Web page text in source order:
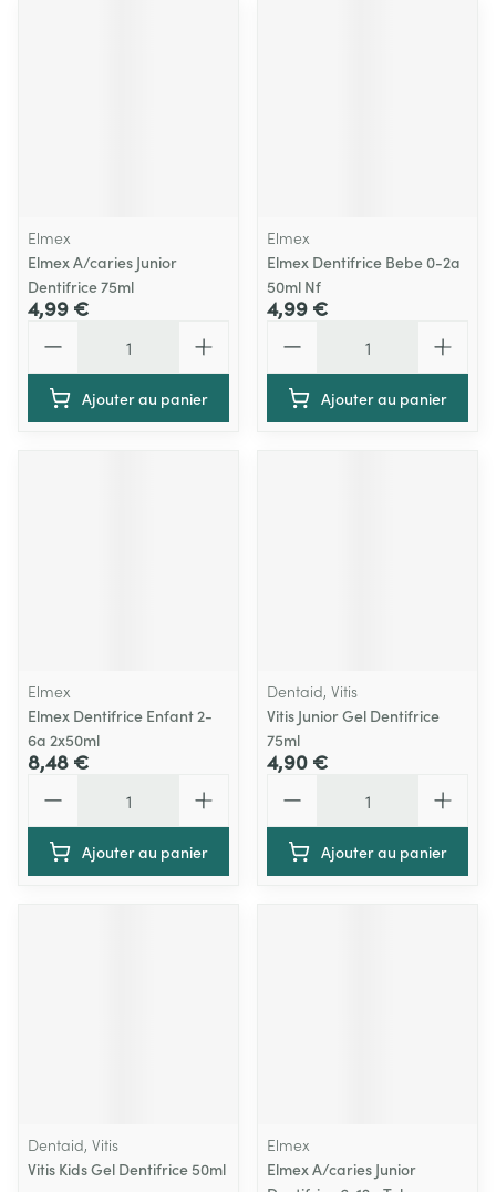
Elmex
Elmex A/caries Junior
Dentifrice 75ml
4,99 €
Ajouter au panier
Elmex
Elmex Dentifrice Bebe 0-2a
50ml Nf
4,99 €
Ajouter au panier
Elmex
Elmex Dentifrice Enfant 2-
6a 2x50ml
8,48 €
Ajouter au panier
Dentaid, Vitis
Vitis Junior Gel Dentifrice
75ml
4,90 €
Ajouter au panier
Dentaid, Vitis
Vitis Kids Gel Dentifrice 50ml
Elmex
Elmex A/caries Junior